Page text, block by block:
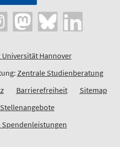
Universität Hannover
Zentrale Studienberatung
Barrierefreiheit
Sitemap
Stellenangebote